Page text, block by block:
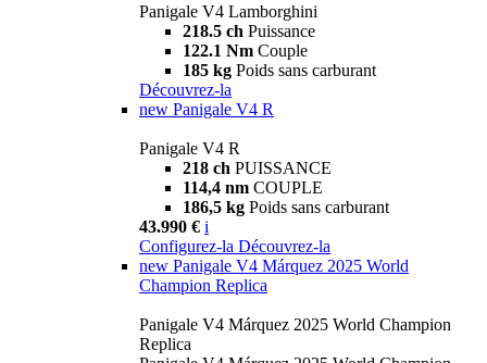
Panigale V4 Lamborghini
218.5 ch Puissance
122.1 Nm Couple
185 kg Poids sans carburant
Découvrez-la
new Panigale V4 R
Panigale V4 R
218 ch PUISSANCE
114,4 nm COUPLE
186,5 kg Poids sans carburant
43.990 € i
Configurez-la Découvrez-la
new Panigale V4 Márquez 2025 World
Champion Replica
Panigale V4 Márquez 2025 World Champion
Replica